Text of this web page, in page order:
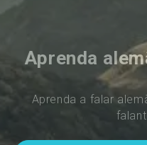
Aprenda
Aprenda a falar